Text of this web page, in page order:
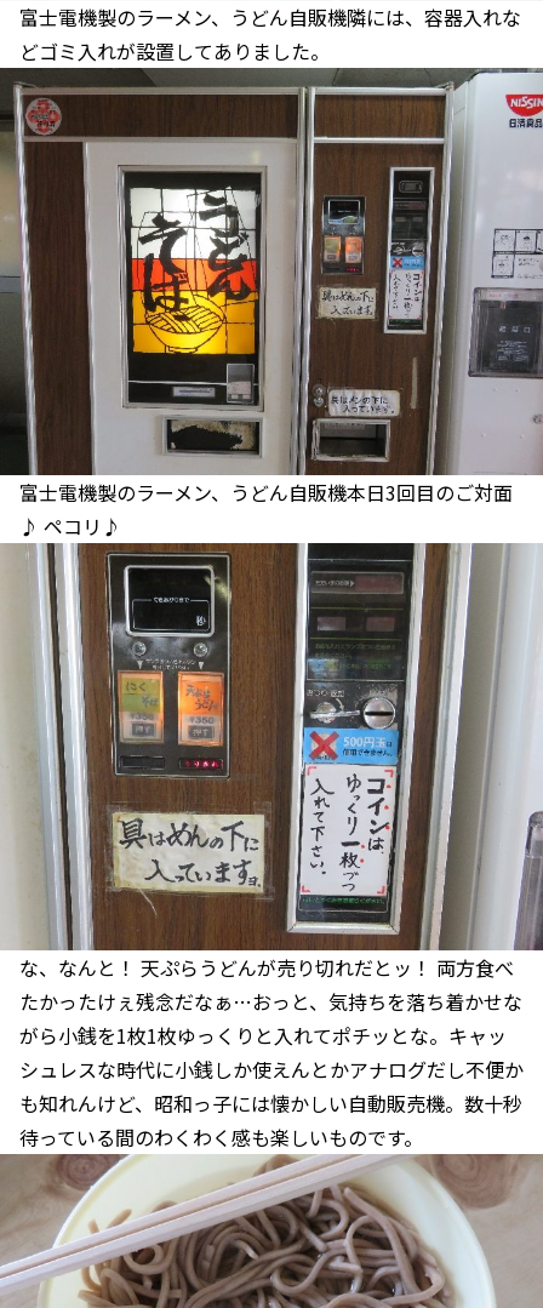
富士電機製のラーメン、うどん自販機隣には、容器入れな
どゴミ入れが設置してありました。
富士電機製のラーメン、うどん自販機本日3回目のご対面
♪ ペコリ♪
な、なんと！ 天ぷらうどんが売り切れだとッ！ 両方食べ
たかったけぇ残念だなぁ…おっと、気持ちを落ち着かせな
がら小銭を1枚1枚ゆっくりと入れてポチッとな。キャッ
シュレスな時代に小銭しか使えんとかアナログだし不便か
も知れんけど、昭和っ子には懐かしい自動販売機。数十秒
待っている間のわくわく感も楽しいものです。